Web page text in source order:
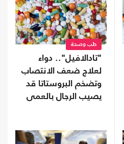
طب وصحة
"تادالافيل".. دواء
لعلاج ضعف الانتصاب
وتضخم البروستاتا قد
يصيب الرجال بالعمى